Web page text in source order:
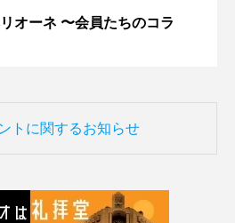
オーネ 〜会員たちのコラ
トに関するお知らせ